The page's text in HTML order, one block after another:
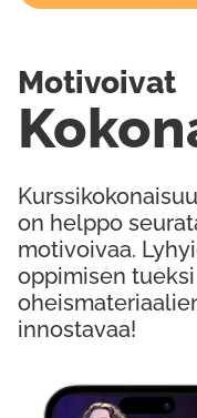
on helppo
motivoivaa.
oppimisen
innostavaa!
Motivoivat